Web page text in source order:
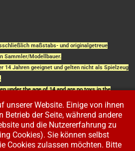
maßstabs- und originalgetreue
Sammler/Modellbauer.
14 Jahren geeignet und gelten nicht als Spielzeug
under the age of 14 and are no toys in the
SHOP
SHOP
WARENKORB
unserer Website. Einige von ihnen
Betrieb der Seite, während andere
und die Nutzererfahrung zu
Cookies). Sie können selbst
Cookies zulassen möchten. Bitte